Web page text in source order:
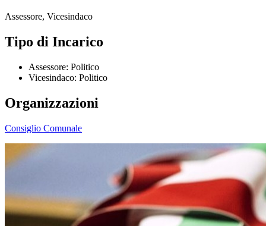
Assessore, Vicesindaco
Tipo di Incarico
Assessore: Politico
Vicesindaco: Politico
Organizzazioni
Consiglio Comunale